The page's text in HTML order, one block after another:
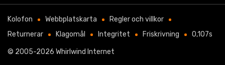
Kolofon Webbplatskarta
Regler och villkor
Returnerar
Klagomål Integritet Friskrivning 0,107s
© 2005-2026 Whirlwind Internet